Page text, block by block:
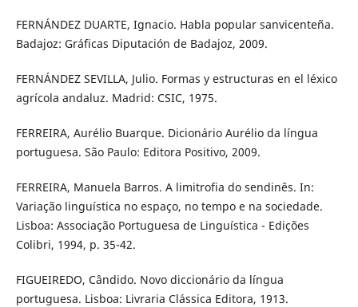
FERNÁNDEZ DUARTE, Ignacio. Habla popular sanvicenteña.
Badajoz: Gráficas Diputación de Badajoz, 2009.
FERNÁNDEZ SEVILLA, Julio. Formas y estructuras en el léxico
agrícola andaluz. Madrid: CSIC, 1975.
FERREIRA, Aurélio Buarque. Dicionário Aurélio da língua
portuguesa. São Paulo: Editora Positivo, 2009.
FERREIRA, Manuela Barros. A limitrofia do sendinês. In:
Variação linguística no espaço, no tempo e na sociedade.
Lisboa: Associação Portuguesa de Linguística - Edições
Colibri, 1994, p. 35-42.
FIGUEIREDO, Cândido. Novo diccionário da língua
portuguesa. Lisboa: Livraria Clássica Editora, 1913.